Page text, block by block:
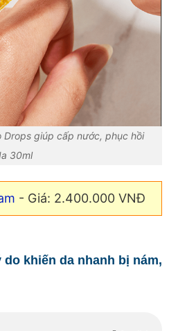
Drops giúp cấp nước, phục hồi
30ml
- Giá: 2.400.000 VNĐ
khiến da nhanh bị nám,